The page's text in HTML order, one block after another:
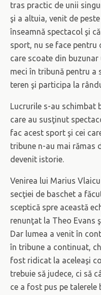
tras practic de unii
şi a altuia, venit de
înseamnă spectacol şi
sport, nu se face pentru
care scoate din
meci în tribună pentru a
teren şi participa la
Lucrurile s-au schimbat
care au susţinut
fac acest sport şi cei
tribune n-au mai rămas
devenit istorie.
Venirea lui Marius
secţiei de baschet a
sceptică spre această
renunţat la Theo Evans
Dar lumea a venit în
în tribune a continuat,
fost ridicat la aceleaşi
trebuie să judece, ci să
ce a fost pus pe talerele